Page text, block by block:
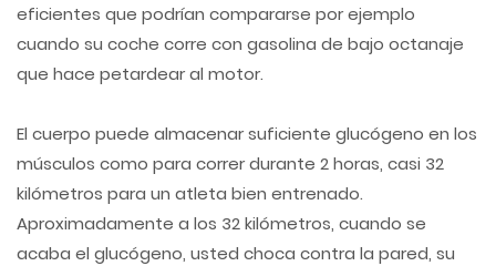
eficientes que podrían compararse por ejemplo
cuando su coche corre con gasolina de bajo octanaje
que hace petardear al motor.
El cuerpo puede almacenar suficiente glucógeno en los
músculos como para correr durante 2 horas, casi 32
kilómetros para un atleta bien entrenado.
Aproximadamente a los 32 kilómetros, cuando se
acaba el glucógeno, usted choca contra la pared, su